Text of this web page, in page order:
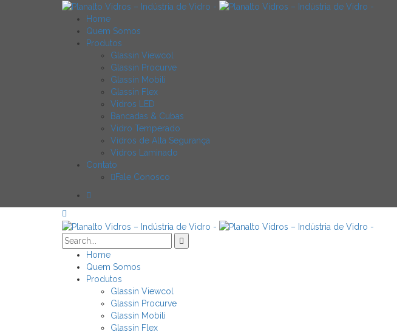
Home
Quem Somos
Produtos
Glassin Viewcol
Glassin Procurve
Glassin Mobili
Glassin Flex
Vidros LED
Bancadas & Cubas
Vidro Temperado
Vidros de Alta Segurança
Vidros Laminado
Contato
Fale Conosco
Home
Quem Somos
Produtos
Glassin Viewcol
Glassin Procurve
Glassin Mobili
Glassin Flex